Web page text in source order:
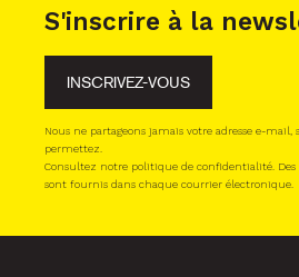
S'inscrire à la
INSCRIVEZ-VOUS
Nous ne partageons jamais votre adresse e-mail,
permettez.
Consultez notre politique de confidentialité.
sont fournis dans chaque courrier électronique.